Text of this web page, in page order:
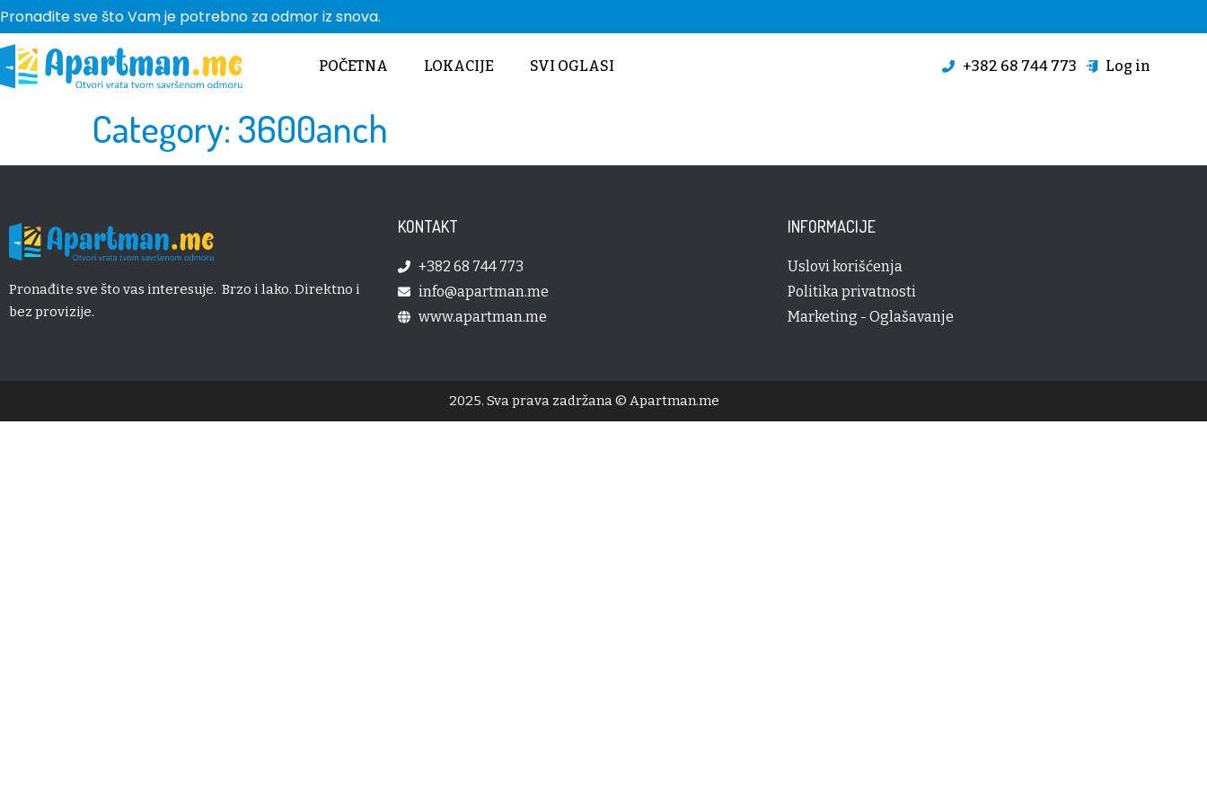
Pronađite sve što Vam je potrebno za odmor iz snova.
POČETNA LOKACIJE SVI OGLASI +382 68 744 773 Log in
Category: 3600anch
Pronađite sve što vas interesuje. Brzo i lako. Direktno i
bez provizije.
KONTAKT
+382 68 744 773
info@apartman.me
www.apartman.me
INFORMACIJE
Uslovi korišćenja
Politika privatnosti
Marketing - Oglašavanje
2025. Sva prava zadržana © Apartman.me